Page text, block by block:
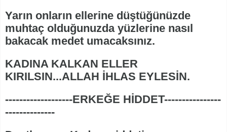
Yarın onların ellerine düştüğünüzde
muhtaç olduğunuzda yüzlerine nasıl
bakacak medet umacaksınız.
KADINA KALKAN ELLER
KIRILSIN...ALLAH İHLAS EYLESİN.
-------------------ERKEĞE HİDDET----------------
--------------